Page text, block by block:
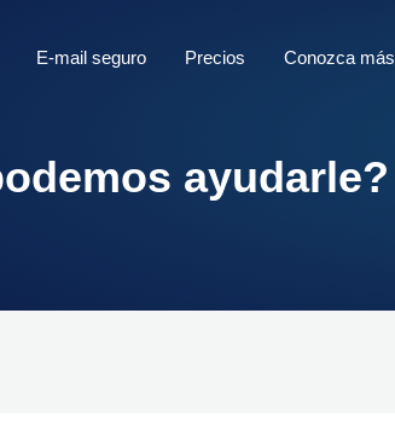
E-mail seguro Precios Conozca más
ayudarle?